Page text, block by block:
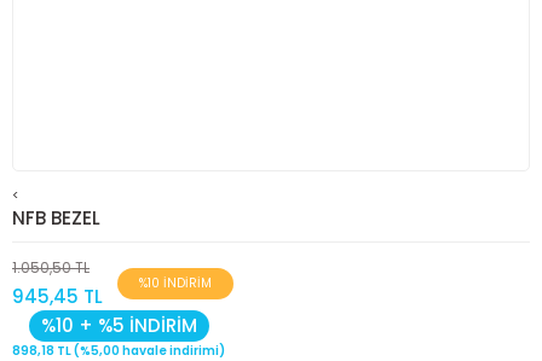
<
NFB BEZEL
1.050,50 TL
945,45 TL
%10 İNDİRİM
%10 + %5 İNDİRİM
898,18 TL (%5,00 havale indirimi)